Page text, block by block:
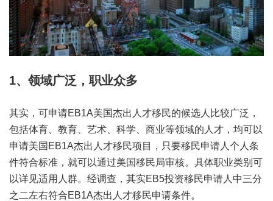
1、领域广泛，职业众多
其实，可申请EB1A美国杰出人才移民的候选人比较广泛，
包括体育、教育、艺术、科学、商业等领域的人才，均可以
申请美国EB1A杰出人才移民项目，只要移民申请人个人条
件符合标准，就可以通过美国移民局审核。具体职业类别可
以详见适用人群。经调查，其实EB5投资移民申请人中三分
之二左右符合EB1A杰出人才移民申请条件。